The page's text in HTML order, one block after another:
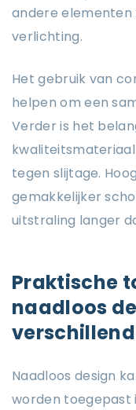
andere elementen
verlichting.
Het gebruik van
helpen om een
Verder is het
tegen slijtage.
gemakkelijker
uitstraling langer
Praktische
naadloos
Naadloos design
worden toegepast